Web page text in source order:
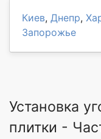
Киев, Днепр,
Запорожье
Установка
плитки -